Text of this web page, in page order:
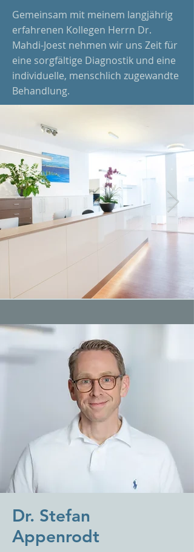
Gemeinsam mit meinem langjährig
erfahrenen Kollegen Herrn Dr.
Mahdi-Joest nehmen wir uns Zeit für
eine sorgfältige Diagnostik und eine
individuelle, menschlich zugewandte
Behandlung.
Dr. Stefan
Appenrodt